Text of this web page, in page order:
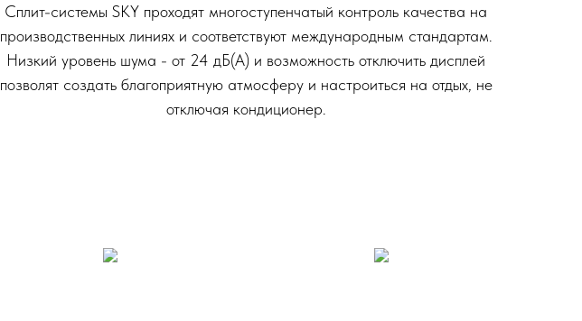
Сплит-системы SKY проходят многоступенчатый контроль качества на
производственных линиях и соответствуют международным стандартам.
Низкий уровень шума - от 24 дБ(А) и возможность отключить дисплей
позволят создать благоприятную атмосферу и настроиться на отдых, не
отключая кондиционер.